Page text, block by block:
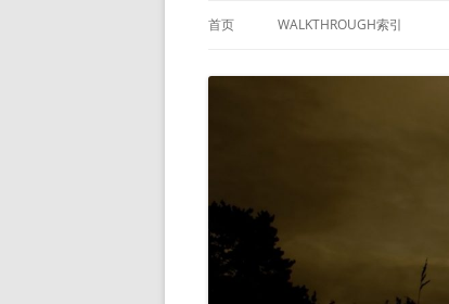
首页 WALKTHROUGH索引